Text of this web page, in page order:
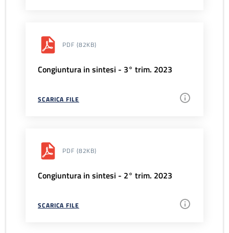
PDF (82KB)
Congiuntura in sintesi - 3° trim. 2023
SCARICA FILE
PDF (82KB)
Congiuntura in sintesi - 2° trim. 2023
SCARICA FILE